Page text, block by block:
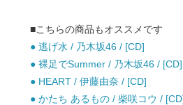
■こちらの商品もオススメです
● 逃げ水 / 乃木坂46 / [CD]
● 裸足でSummer / 乃木坂46 / [CD]
● HEART / 伊藤由奈 / [CD]
● かたち あるもの / 柴咲コウ /